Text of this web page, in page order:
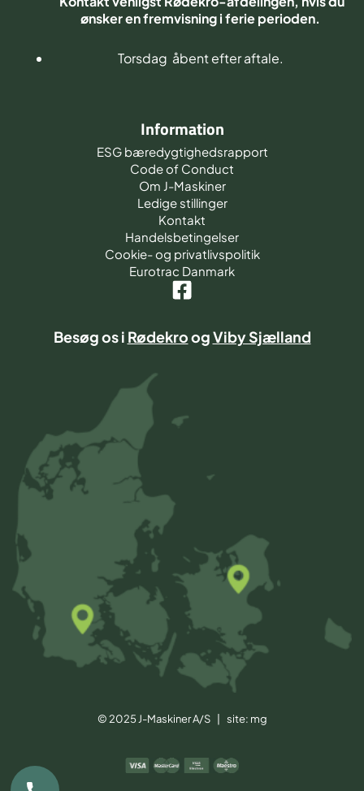
ønsker en fremvisning i ferie perioden.
Torsdag åbent efter aftale.
Information
ESG bæredygtighedsrapport
Code of Conduct
Om J-Maskiner
Ledige stillinger
Kontakt
Handelsbetingelser
Cookie- og privatlivspolitik
Eurotrac Danmark
Besøg os i RødekroogViby Sjælland
© 2025 J-Maskiner A/S | site: mg